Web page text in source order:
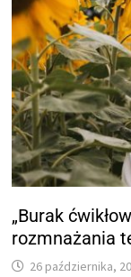
„Burak
rozmnażania
26 października,